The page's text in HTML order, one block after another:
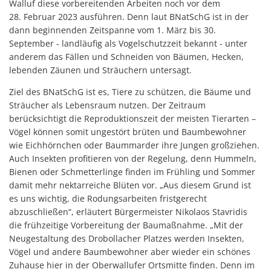
Walluf diese vorbereitenden Arbeiten noch vor dem
28. Februar 2023 ausführen. Denn laut BNatSchG ist in der
dann beginnenden Zeitspanne vom 1. März bis 30.
September - landläufig als Vogelschutzzeit bekannt - unter
anderem das Fällen und Schneiden von Bäumen, Hecken,
lebenden Zäunen und Sträuchern untersagt.
Ziel des BNatSchG ist es, Tiere zu schützen, die Bäume und
Sträucher als Lebensraum nutzen. Der Zeitraum
berücksichtigt die Reproduktionszeit der meisten Tierarten –
Vögel können somit ungestört brüten und Baumbewohner
wie Eichhörnchen oder Baummarder ihre Jungen großziehen.
Auch Insekten profitieren von der Regelung, denn Hummeln,
Bienen oder Schmetterlinge finden im Frühling und Sommer
damit mehr nektarreiche Blüten vor. „Aus diesem Grund ist
es uns wichtig, die Rodungsarbeiten fristgerecht
abzuschließen“, erläutert Bürgermeister Nikolaos Stavridis
die früh­zeitige Vorbereitung der Baumaßnahme. „Mit der
Neugestaltung des Drobollacher Platzes werden Insekten,
Vögel und andere Baumbewohner aber wieder ein schönes
Zuhause hier in der Oberwallufer Ortsmitte finden. Denn im